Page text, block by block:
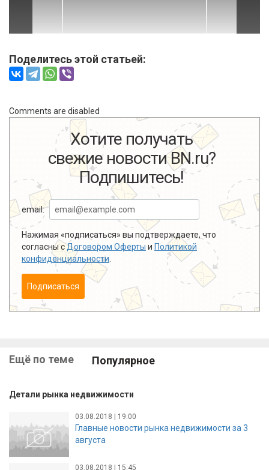
Поделитесь этой статьей:
Comments are disabled
Хотите получать
свежие новости BN.ru?
Подпишитесь!
email:
Нажимая «подписаться» вы подтверждаете, что
согласны сДоговором Оферты и Политикой
конфиденциальности
Подписаться
Ещё по теме Популярное
Детали рынка недвижимости
03.08.2018 | 19:00
Главные новости рынка недвижимости за 3
августа
03.08.2018 | 15:45